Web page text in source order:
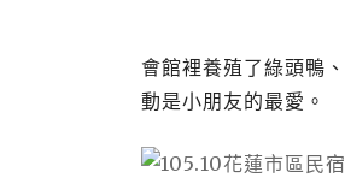
會館裡養殖了綠頭鴨
動是小朋友的最愛。